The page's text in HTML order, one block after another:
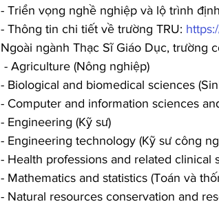
- Triển vọng nghề nghiệp và lộ trình
- Thông tin chi tiết về trường TRU:
Ngoài ngành Thạc Sĩ Giáo Dục, trường
- Agriculture (Nông nghiệp)
- Biological and biomedical sciences
- Computer and information sciences
- Engineering (Kỹ sư)
- Engineering technology (Kỹ sư công
- Health professions and related clinical
- Mathematics and statistics (Toán và
- Natural resources conservation and